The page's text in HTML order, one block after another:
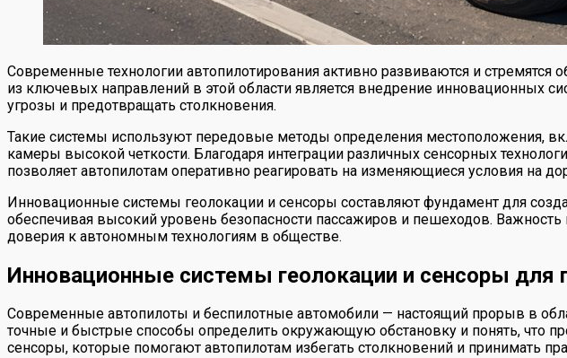
Современные технологии автопилотирования активно развиваются и
из ключевых направлений в этой области является внедрение инновационных
угрозы и предотвращать столкновения.
Такие системы используют передовые методы определения местоположения,
камеры высокой четкости. Благодаря интеграции различных сенсорных
позволяет автопилотам оперативно реагировать на изменяющиеся условия на
Инновационные системы геолокации и сенсоры составляют фундамент для
обеспечивая высокий уровень безопасности пассажиров и пешеходов.
доверия к автономным технологиям в обществе.
Инновационные системы геолокации и сенсоры для
Современные автопилоты и беспилотные автомобили — настоящий прорыв в
точные и быстрые способы определить окружающую обстановку и понять, что
сенсоры, которые помогают автопилотам избегать столкновений и принимать